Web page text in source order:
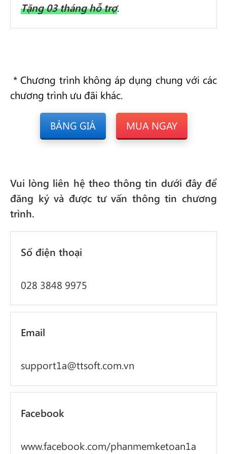
Tặng03 thánghỗ trợ.
* Chương trình không áp dụng chung với các
chương trình ưu đãi khác.
BẢNG GIÁ MUA NGAY
Vui lòng liên hệ theo thông tin dưới đây để
đăng ký và được tư vấn thông tin chương
trình.
Số điện thoại
028 3848 9975
Email
support1a@ttsoft.com.vn
Facebook
www.facebook.com/phanmemketoan1a